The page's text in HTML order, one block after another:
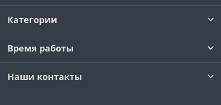
Категории
Время работы
Наши контакты